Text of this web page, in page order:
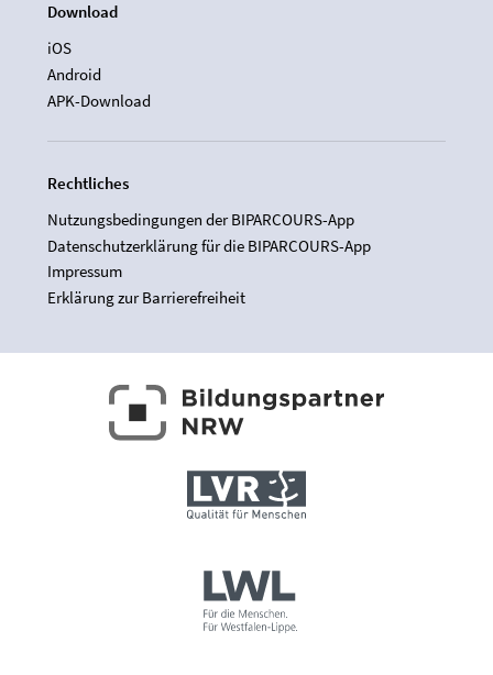
Download
iOS
Android
APK-Download
Rechtliches
Nutzungsbedingungen der BIPARCOURS-App
Datenschutzerklärung für die BIPARCOURS-App
Impressum
Erklärung zur Barrierefreiheit